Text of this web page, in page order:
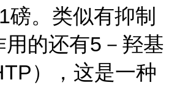
磅。类似有抑制
的还有5－羟基
），这是一种